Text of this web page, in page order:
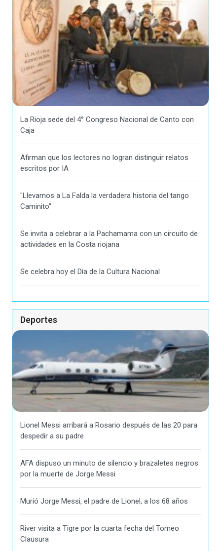
La Rioja sede del 4° Congreso Nacional de Canto con
Caja
Afirman que los lectores no logran distinguir relatos
escritos por IA
"Llevamos a La Falda la verdadera historia del tango
Caminito"
Se invita a celebrar a la Pachamama con un circuito de
actividades en la Costa riojana
Se celebra hoy el Día de la Cultura Nacional
Deportes
Lionel Messi arribará a Rosario después de las 20 para
despedir a su padre
AFA dispuso un minuto de silencio y brazaletes negros
por la muerte de Jorge Messi
Murió Jorge Messi, el padre de Lionel, a los 68 años
River visita a Tigre por la cuarta fecha del Torneo
Clausura